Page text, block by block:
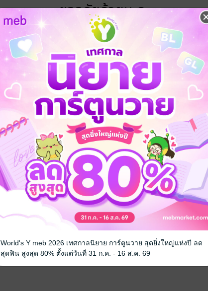
ขออภัยด้วยนะคะ
ไม่พบข้อมูลในหัวข้อที่คุณกำลังชมค่ะ
World's Y meb 2026 เทศกาลนิยาย การ์ตูนวาย สุดยิ่งใหญ่แห่งปี ลด
สุดฟิน สูงสุด 80% ตั้งแต่วันที่ 31 ก.ค. - 16 ส.ค. 69